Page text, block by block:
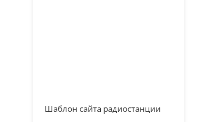
Шаблон сайта радиостанции